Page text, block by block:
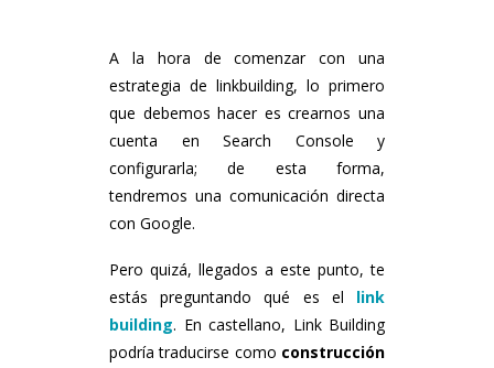
A la hora de comenzar con una
estrategia de linkbuilding, lo primero
que debemos hacer es crearnos una
cuenta en Search Console y
configurarla; de esta forma,
tendremos una comunicación directa
con Google.
Pero quizá, llegados a este punto, te
estás preguntando qué es el link
building. En castellano, Link Building
podría traducirse como construcción